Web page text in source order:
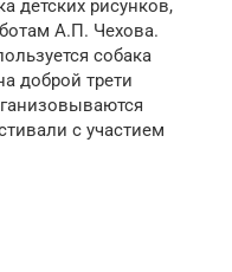
детских рисунков,
А.П. Чехова.
собака
доброй трети
с участием